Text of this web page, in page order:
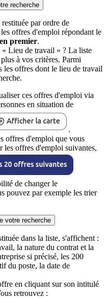
recherche
par ordre de
offres d'emploi répondant le
premier.
« Lieu de travail » ? La liste
à vos critères. Parmi
les offres dont le lieu de travail
ces offres d'emploi via
en situation de
.
offres d'emploi que vous
les offres d'emploi suivantes,
de changer le
pouvez par exemple les trier
votre recherche
dans la liste, s'affichent :
la nature du contrat et la
si précisé, les 200
du poste, la date de
en cliquant sur son intitulé
retrouvez :